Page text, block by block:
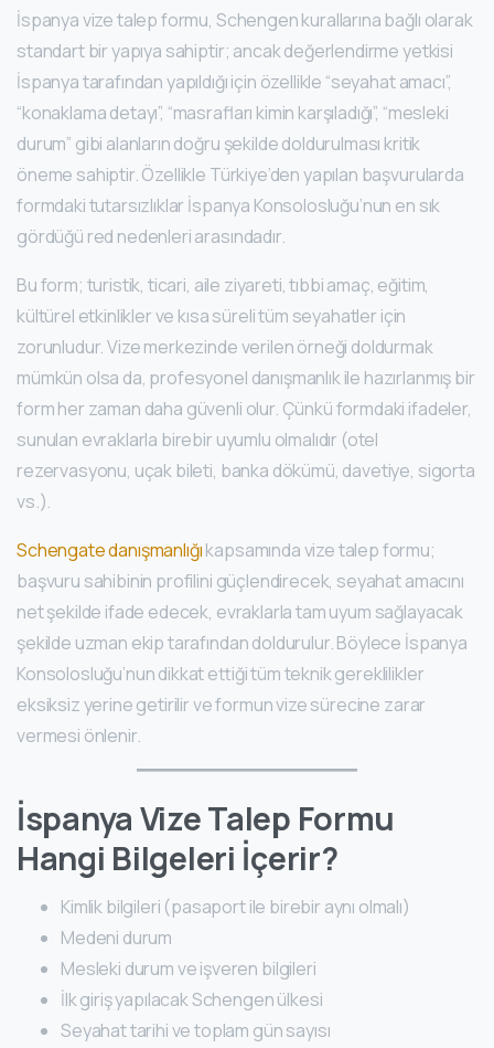
İspanya vize talep formu, Schengen kurallarına bağlı olarak
standart bir yapıya sahiptir; ancak değerlendirme yetkisi
İspanya tarafından yapıldığı için özellikle “seyahat amacı”,
“konaklama detayı”, “masrafları kimin karşıladığı”, “mesleki
durum” gibi alanların doğru şekilde doldurulması kritik
öneme sahiptir. Özellikle Türkiye’den yapılan başvurularda
formdaki tutarsızlıklar İspanya Konsolosluğu’nun en sık
gördüğü red nedenleri arasındadır.
Bu form; turistik, ticari, aile ziyareti, tıbbi amaç, eğitim,
kültürel etkinlikler ve kısa süreli tüm seyahatler için
zorunludur. Vize merkezinde verilen örneği doldurmak
mümkün olsa da, profesyonel danışmanlık ile hazırlanmış bir
form her zaman daha güvenli olur. Çünkü formdaki ifadeler,
sunulan evraklarla birebir uyumlu olmalıdır (otel
rezervasyonu, uçak bileti, banka dökümü, davetiye, sigorta
vs.).
Schengate danışmanlığıkapsamında vize talep formu;
başvuru sahibinin profilini güçlendirecek, seyahat amacını
net şekilde ifade edecek, evraklarla tam uyum sağlayacak
şekilde uzman ekip tarafından doldurulur. Böylece İspanya
Konsolosluğu’nun dikkat ettiği tüm teknik gereklilikler
eksiksiz yerine getirilir ve formun vize sürecine zarar
vermesi önlenir.
İspanya Vize Talep Formu
Hangi Bilgeleri İçerir?
Kimlik bilgileri (pasaport ile birebir aynı olmalı)
Medeni durum
Mesleki durum ve işveren bilgileri
İlk giriş yapılacak Schengen ülkesi
Seyahat tarihi ve toplam gün sayısı